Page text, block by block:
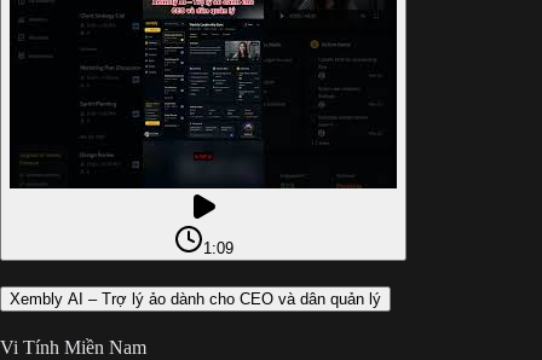
1:09
Xembly AI – Trợ lý ảo dành cho CEO và dân quản lý
Vi Tính Miền Nam